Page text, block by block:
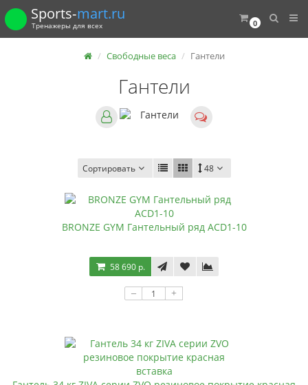
0
Sports-mart.ru
Тренажеры для всех
Свободные веса Гантели
Гантели
Сортировать 48
BRONZE GYM Гантельный ряд ACD1-10
58 690 р.
– +